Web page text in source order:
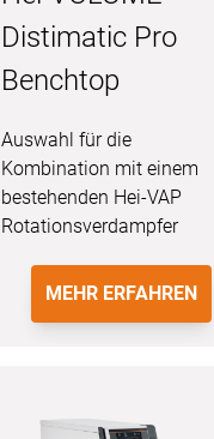
Distimatic Pro
Benchtop
Auswahl für die
Kombination mit einem
bestehenden Hei-VAP
Rotationsverdampfer
MEHR ERFAHREN